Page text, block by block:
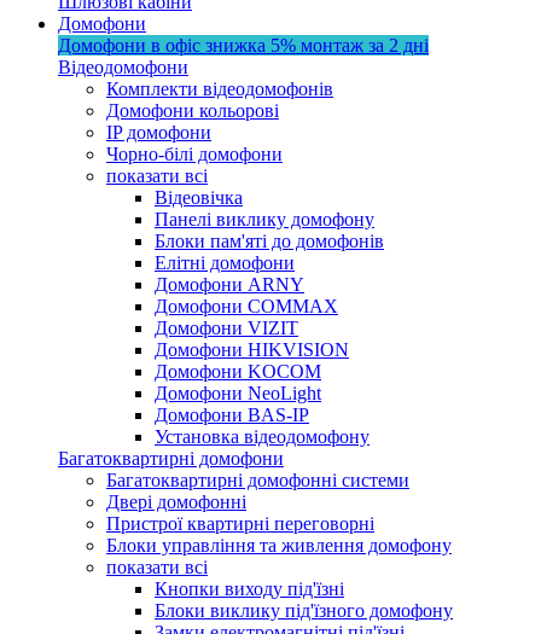
Домофони
Домофони в офіс знижка 5% монтаж за 2 дні
Відеодомофони
Комплекти відеодомофонів
Домофони кольорові
IP домофони
Чорно-білі домофони
показати всі
Відеовічка
Панелі виклику домофону
Блоки пам'яті до домофонів
Елітні домофони
Домофони ARNY
Домофони COMMAX
Домофони VIZIT
Домофони HIKVISION
Домофони KOCOM
Домофони NeoLight
Домофони BAS-IP
Установка відеодомофону
Багатоквартирні домофони
Багатоквартирні домофонні системи
Двері домофонні
Пристрої квартирні переговорні
Блоки управління та живлення домофону
показати всі
Кнопки виходу під'їзні
Блоки виклику під'їзного домофону